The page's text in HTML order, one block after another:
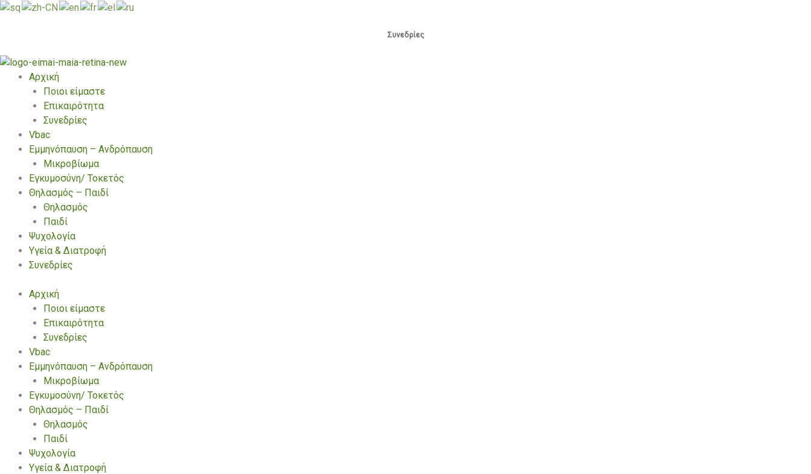
Μετάβαση
Συνεδρίες
Αρχική
Ποιοι είμαστε
Επικαιρότητα
Συνεδρίες
Vbac
Εμμηνόπαυση – Ανδρόπαυση
Μικροβίωμα
Εγκυμοσύνη/ Τοκετός
Θηλασμός – Παιδί
Θηλασμός
Παιδί
Ψυχολογία
Υγεία & Διατροφή
Συνεδρίες
Αρχική
Ποιοι είμαστε
Επικαιρότητα
Συνεδρίες
Vbac
Εμμηνόπαυση – Ανδρόπαυση
Μικροβίωμα
Εγκυμοσύνη/ Τοκετός
Θηλασμός – Παιδί
Θηλασμός
Παιδί
Ψυχολογία
Υγεία & Διατροφή